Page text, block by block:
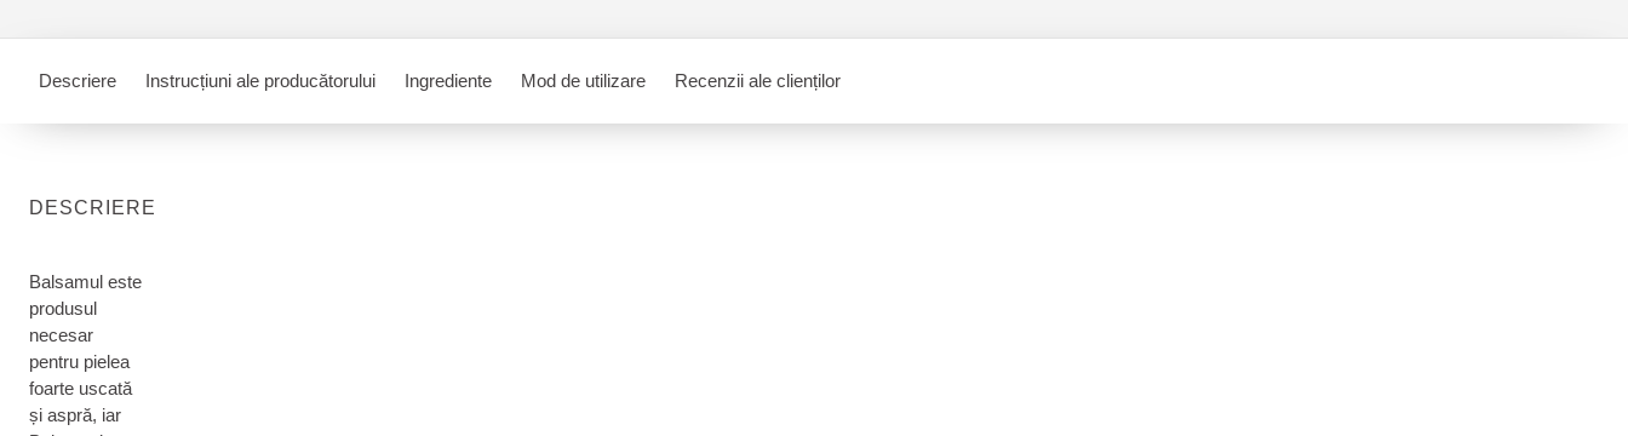
Descriere Instrucțiuni ale producătorului Ingrediente Mod de utilizare Recenzii ale clienților
DESCRIERE
Balsamul este
produsul
necesar
pentru pielea
foarte uscată
și aspră, iar